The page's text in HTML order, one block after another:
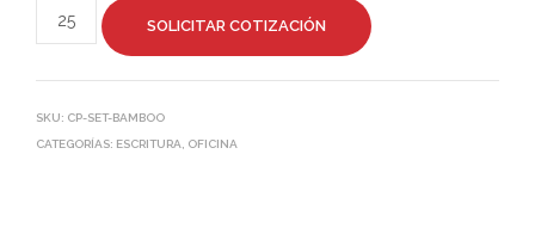
SOLICITAR COTIZACIÓN
SKU: CP-SET-BAMBOO
CATEGORÍAS: ESCRITURA OFICINA